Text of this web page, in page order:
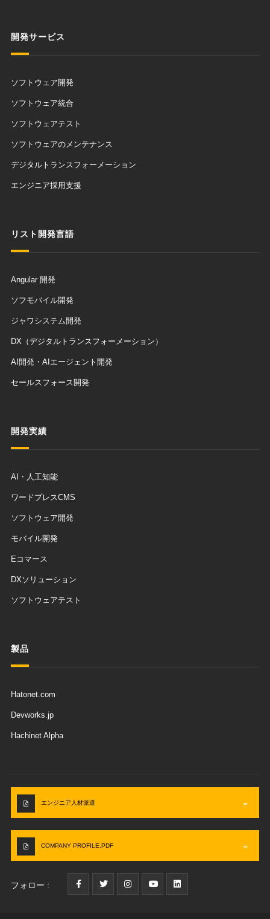
開発サービス
ソフトウェア開発
ソフトウェア統合
ソフトウェアテスト
ソフトウェアのメンテナンス
デジタルトランスフォーメーション
エンジニア採用支援
リスト開発言語
Angular 開発
ソフモバイル開発
ジャワシステム開発
DX（デジタルトランスフォーメーション）
AI開発・AIエージェント開発
セールスフォース開発
開発実績
AI・人工知能
ワードプレスCMS
ソフトウェア開発
モバイル開発
Eコマース
DXソリューション
ソフトウェアテスト
製品
Hatonet.com
Devworks.jp
Hachinet Alpha
エンジニア人材派遣
COMPANY PROFILE.PDF
フォロー :